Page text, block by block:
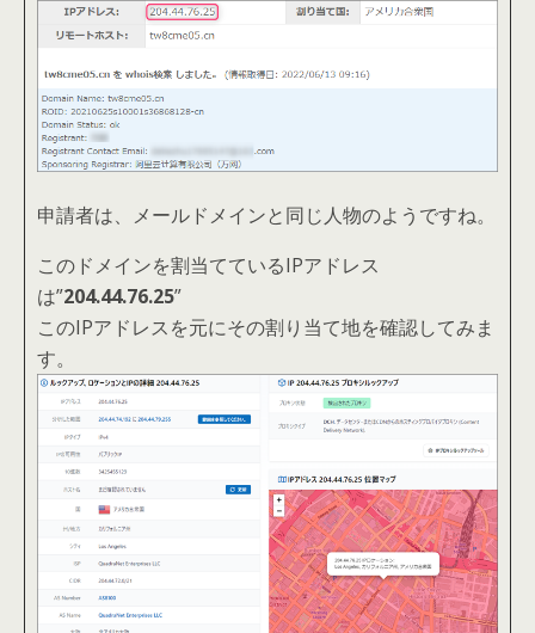
申請者は、メールドメインと同じ人物のようですね。
このドメインを割当てているIPアドレス
は”204.44.76.25”
このIPアドレスを元にその割り当て地を確認してみま
す。